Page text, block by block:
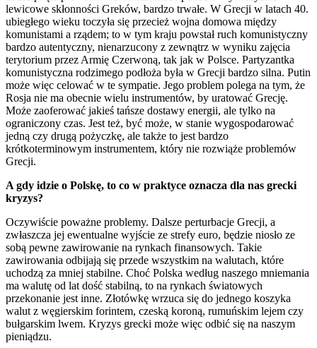
lewicowe skłonności Greków, bardzo trwałe. W Grecji w latach 40.
ubiegłego wieku toczyła się przecież wojna domowa między
komunistami a rządem; to w tym kraju powstał ruch komunistyczny
bardzo autentyczny, nienarzucony z zewnątrz w wyniku zajęcia
terytorium przez Armię Czerwoną, tak jak w Polsce. Partyzantka
komunistyczna rodzimego podłoża była w Grecji bardzo silna. Putin
może więc celować w te sympatie. Jego problem polega na tym, że
Rosja nie ma obecnie wielu instrumentów, by uratować Grecję.
Może zaoferować jakieś tańsze dostawy energii, ale tylko na
ograniczony czas. Jest też, być może, w stanie wygospodarować
jedną czy drugą pożyczkę, ale także to jest bardzo
krótkoterminowym instrumentem, który nie rozwiąże problemów
Grecji.
A gdy idzie o Polskę, to co w praktyce oznacza dla nas grecki
kryzys?
Oczywiście poważne problemy. Dalsze perturbacje Grecji, a
zwłaszcza jej ewentualne wyjście ze strefy euro, będzie niosło ze
sobą pewne zawirowanie na rynkach finansowych. Takie
zawirowania odbijają się przede wszystkim na walutach, które
uchodzą za mniej stabilne. Choć Polska według naszego mniemania
ma walutę od lat dość stabilną, to na rynkach światowych
przekonanie jest inne. Złotówkę wrzuca się do jednego koszyka
walut z węgierskim forintem, czeską koroną, rumuńskim lejem czy
bułgarskim lwem. Kryzys grecki może więc odbić się na naszym
pieniądzu.